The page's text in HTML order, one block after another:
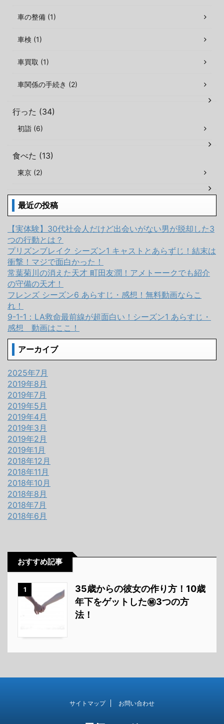
車の整備 (1)
車検 (1)
車買取 (1)
車関係の手続き (2)
行った (34)
初詣 (6)
食べた (13)
東京 (2)
最近の投稿
【実体験】30代社会人だけど出会いがない男が脱却した3
つの行動とは？
プリズンブレイク シーズン1 キャストとあらずじ！結末は
衝撃！マジで面白かった！
常葉菊川の消えた天才 町田友潤！アメトーークでも紹介
の守備の天才！
フレンズ シーズン6 あらすじ・感想！無料動画ならこ
れ！
9-1-1：LA救命最前線が超面白い！シーズン1 あらすじ・
感想 動画はここ！
アーカイブ
2025年7月
2019年8月
2019年7月
2019年5月
2019年4月
2019年3月
2019年2月
2019年1月
2018年12月
2018年11月
2018年10月
2018年8月
2018年7月
2018年6月
おすすめ記事
1
35歳からの彼女の作り方！10歳
年下をゲットした㊙3つの方
法！
サイトマップ お問い合わせ